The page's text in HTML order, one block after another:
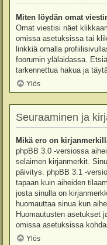
Miten löydän omat
Omat viestisi näet
omissa asetuksissa tai
linkkiä omalla
foorumin ylälaidassa.
tarkennettua hakua ja
Ylös
Seuraaminen ja
Mikä ero on
phpBB 3.0 -versiossa
selaimen kirjanmerkit.
päivitys. phpBB 3.1 -
tapaan kuin aiheiden
josta sinulla on
huomauttaa sinua kun
Huomautusten asetukset
omissa asetuksissa
Ylös